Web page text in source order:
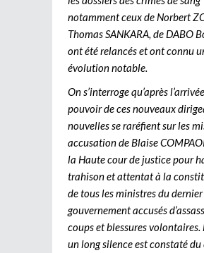
notamment ceux de Norbert
Thomas SANKARA, de DABO
ont été relancés et ont connu
évolution notable.
On s’interroge qu’après
pouvoir de ces nouveaux
nouvelles se raréfient sur les
accusation de Blaise
la Haute cour de justice pour
trahison et attentat à la
de tous les ministres du dernier
gouvernement accusés
coups et blessures volontaires.
un long silence est constaté du